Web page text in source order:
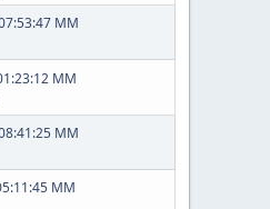
ΜΜ
ΜΜ
ΜΜ
ΜΜ